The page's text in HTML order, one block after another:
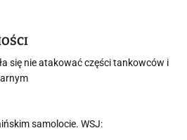
się nie atakować części tankowców i
samolocie. WSJ: